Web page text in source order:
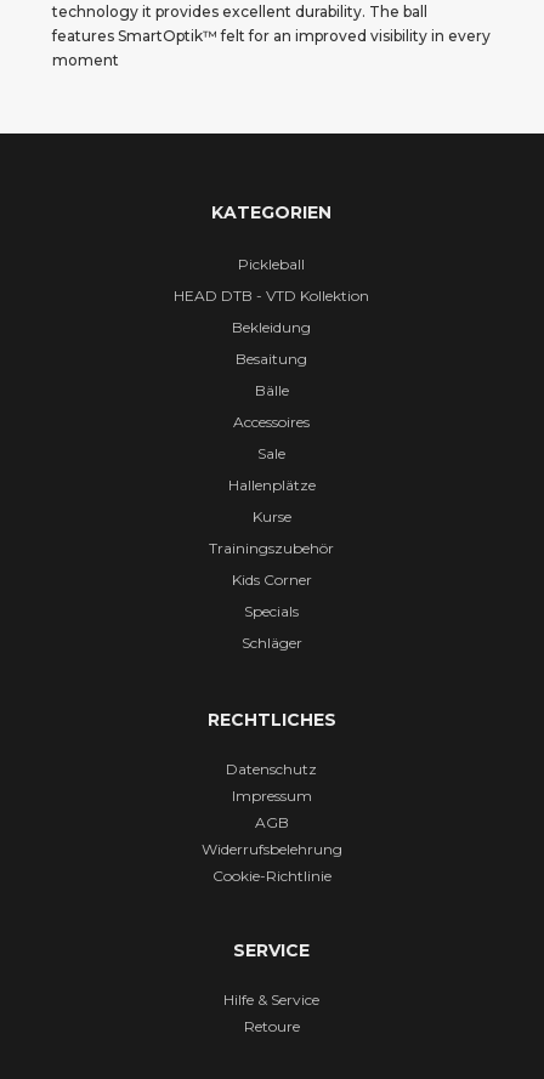
technology it provides excellent durability. The ball
features SmartOptik™ felt for an improved visibility in every
moment
KATEGORIEN
Pickleball
HEAD DTB - VTD Kollektion
Bekleidung
Besaitung
Bälle
Accessoires
Sale
Hallenplätze
Kurse
Trainingszubehör
Kids Corner
Specials
Schläger
RECHTLICHES
Datenschutz
Impressum
AGB
Widerrufsbelehrung
Cookie-Richtlinie
SERVICE
Hilfe & Service
Retoure